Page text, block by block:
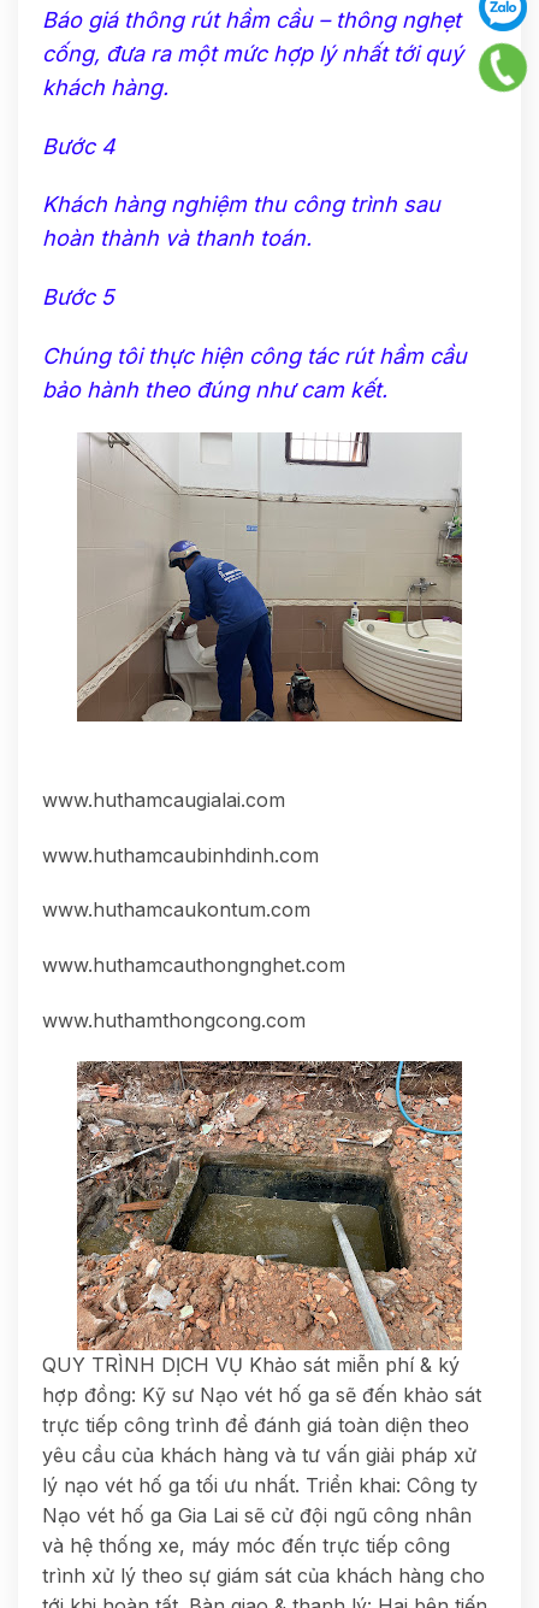
Báo giá thông rút hầm cầu – thông nghẹt
cống, đưa ra một mức hợp lý nhất tới quý
khách hàng.
Bước 4
Khách hàng nghiệm thu công trình sau
hoàn thành và thanh toán.
Bước 5
Chúng tôi thực hiện công tác rút hầm cầu
bảo hành theo đúng như cam kết.
www.huthamcaugialai.com
www.huthamcaubinhdinh.com
www.huthamcaukontum.com
www.huthamcauthongnghet.com
www.huthamthongcong.com
QUY TRÌNH DỊCH VỤ Khảo sát miễn phí & ký
hợp đồng: Kỹ sư Nạo vét hố ga sẽ đến khảo sát
trực tiếp công trình để đánh giá toàn diện theo
yêu cầu của khách hàng và tư vấn giải pháp xử
lý nạo vét hố ga tối ưu nhất. Triển khai: Công ty
Nạo vét hố ga Gia Lai sẽ cử đội ngũ công nhân
và hệ thống xe, máy móc đến trực tiếp công
trình xử lý theo sự giám sát của khách hàng cho